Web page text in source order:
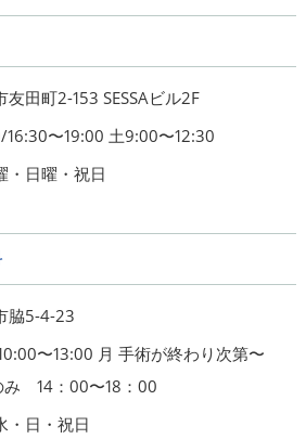
田町2-153 SESSAビル2F
〜19:00 土9:00〜12:30
・日曜・祝日
脇5-4-23
〜13:00 月 手術が終わり次第〜
み 14：00〜18：00
・日・祝日